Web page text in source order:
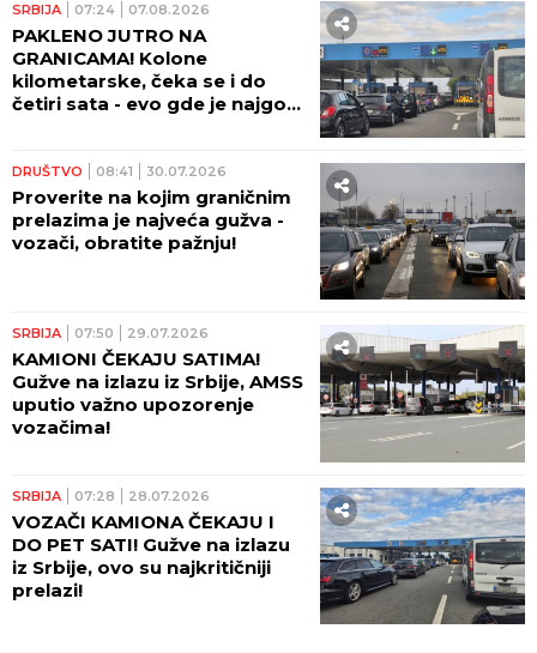
SRBIJA 07:24 07.08.2026
PAKLENO JUTRO NA
GRANICAMA! Kolone
kilometarske, čeka se i do
četiri sata - evo gde je najgora
DRUŠTVO 08:41 30.07.2026
Proverite na kojim graničnim
prelazima je najveća gužva -
vozači, obratite pažnju!
SRBIJA 07:50 29.07.2026
KAMIONI ČEKAJU SATIMA!
Gužve na izlazu iz Srbije, AMSS
uputio važno upozorenje
vozačima!
SRBIJA 07:28 28.07.2026
VOZAČI KAMIONA ČEKAJU I
DO PET SATI! Gužve na izlazu
iz Srbije, ovo su najkritičniji
prelazi!